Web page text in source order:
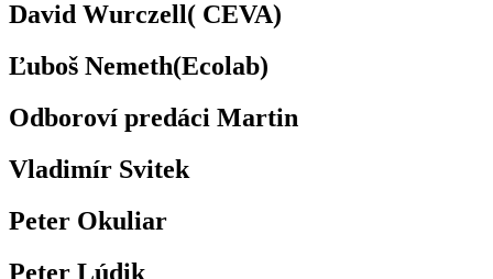
David Wurczell( CEVA)
Ľuboš Nemeth(Ecolab)
Odboroví predáci Martin
Vladimír Svitek
Peter Okuliar
Peter Lúdik